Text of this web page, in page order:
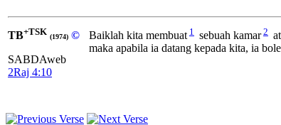
TB+TSK (1974) ©
SABDAweb
2Raj 4:10
Baiklah kita membuat 1 sebuah kamar 2
maka apabila ia datang kepada kita, ia